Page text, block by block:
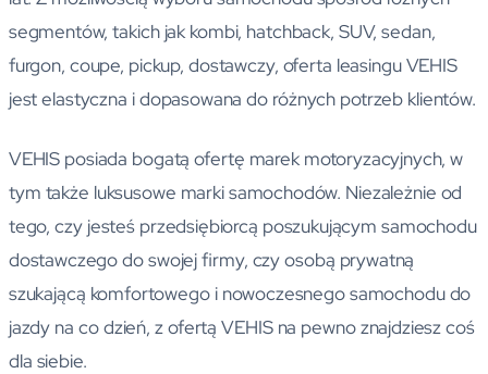
segmentów, takich jak kombi, hatchback, SUV, sedan,
furgon, coupe, pickup, dostawczy, oferta leasingu VEHIS
jest elastyczna i dopasowana do różnych potrzeb klientów.
VEHIS posiada bogatą ofertę marek motoryzacyjnych, w
tym także luksusowe marki samochodów. Niezależnie od
tego, czy jesteś przedsiębiorcą poszukującym samochodu
dostawczego do swojej firmy, czy osobą prywatną
szukającą komfortowego i nowoczesnego samochodu do
jazdy na co dzień, z ofertą VEHIS na pewno znajdziesz coś
dla siebie.